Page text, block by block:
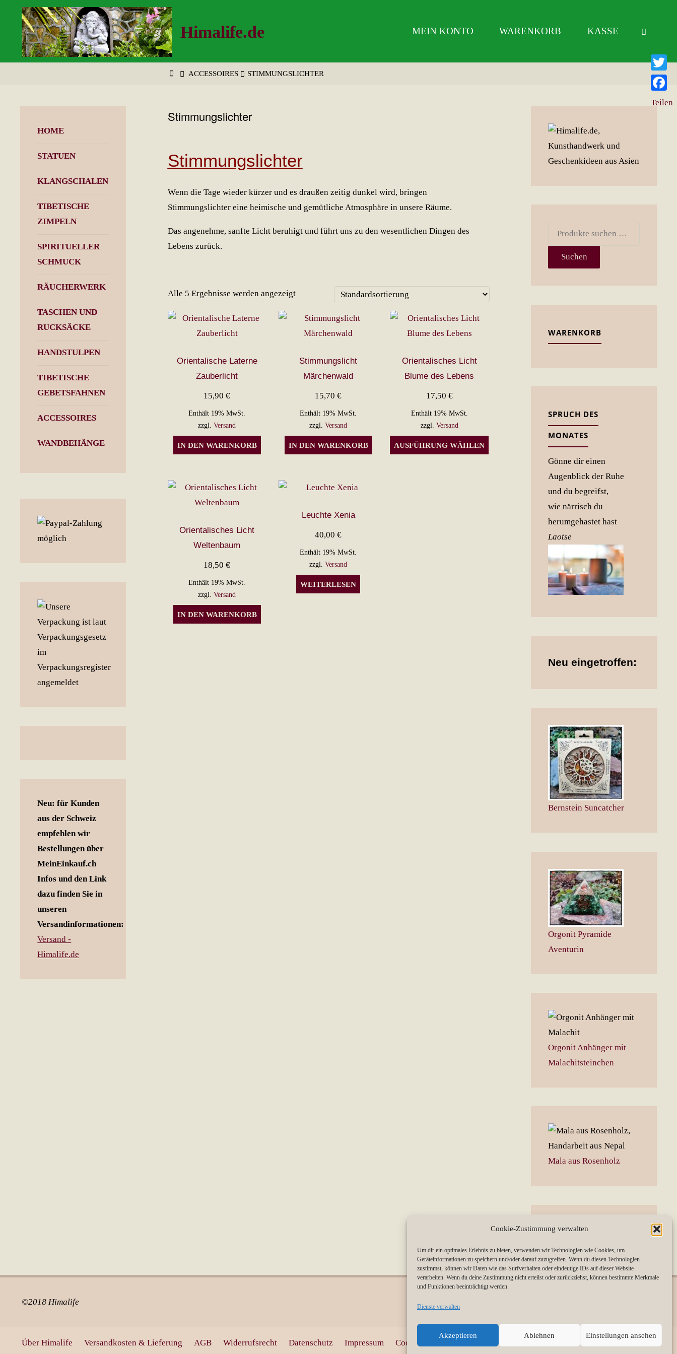
Cookie-Zustimmung verwalten
Um dir ein optimales Erlebnis zu bieten, verwenden wir Technologien wie Cookies, um
Geräteinformationen zu speichern und/oder darauf zuzugreifen. Wenn du diesen Technologien
zustimmst, können wir Daten wie das Surfverhalten oder eindeutige IDs auf dieser Website
verarbeiten. Wenn du deine Zustimmung nicht erteilst oder zurückziehst, können bestimmte Merkmale
und Funktionen beeinträchtigt werden.
Dienste verwalten
Akzeptieren Ablehnen Einstellungen ansehen
springen
Himalife.de MEIN KONTO WARENKORB KASSE
START
ACCESSOIRES STIMMUNGSLICHTER
Stimmungslichter
Stimmungslichter
Wenn die Tage wieder kürzer und es draußen zeitig dunkel wird, bringen
Stimmungslichter eine heimische und gemütliche Atmosphäre in unsere Räume.
Das angenehme, sanfte Licht beruhigt und führt uns zu den wesentlichen Dingen des
Lebens zurück.
Alle 5 Ergebnisse werden angezeigt
Orientalische Laterne
Zauberlicht
15,90€
Enthält 19% MwSt.
zzgl.Versand
IN DEN WARENKORB
Stimmungslicht
Märchenwald
15,70 €
Enthält 19% MwSt.
zzgl. Versand
IN DEN WARENKORB
Orientalisches Licht
Blume des Lebens
17,50 €
Enthält 19% MwSt.
zzgl. Versand
AUSFÜHRUNG WÄHLEN
Dieses
Produkt
Orientalisches Licht
Weltenbaum
18,50€
Enthält 19% MwSt.
zzgl.Versand
IN DEN WARENKORB
Leuchte Xenia
40,00 €
Enthält 19% MwSt.
zzgl. Versand
WEITERLESEN
HOME
STATUEN
KLANGSCHALEN
TIBETISCHE
ZIMPELN
SPIRITUELLER
SCHMUCK
RÄUCHERWERK
TASCHEN UND
RUCKSÄCKE
HANDSTULPEN
TIBETISCHE
GEBETSFAHNEN
ACCESSOIRES
WANDBEHÄNGE
Neu: für Kunden
aus der Schweiz
empfehlen wir
Bestellungen über
MeinEinkauf.ch
Infos und den Link
dazu finden Sie in
unseren
Versandinformationen:
Versand -
Himalife.de
Suchen
nach:
Suchen
WARENKORB
SPRUCH DES
MONATES
Gönne dir einen
Augenblick der Ruhe
und du begreifst,
wie närrisch du
herumgehastet hast
Laotse
Neu eingetroffen:
Bernstein Suncatcher
Orgonit Pyramide
Aventurin
Orgonit Anhänger mit
Malachitsteinchen
Mala aus Rosenholz
©2018 Himalife
Über Himalife Versandkosten & Lieferung AGB Widerrufsrecht Datenschutz Impressum Cookie-Richtlinie (EU) Vertrag widerrufen
Twitter
Teilen